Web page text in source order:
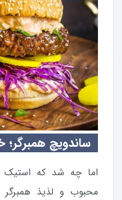
ساندویچ همبرگر؛
اما چه شد که استیک
محبوب و لذیذ